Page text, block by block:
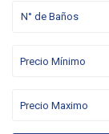
N° de Baños